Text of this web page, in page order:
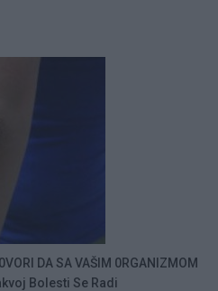
DA SA VAŠIM 0RGANIZMOM
Bolesti Se Radi